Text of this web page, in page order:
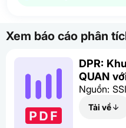
Xem báo cáo phân
DPR:
QUAN
46,100
Nguồn:
Tải về